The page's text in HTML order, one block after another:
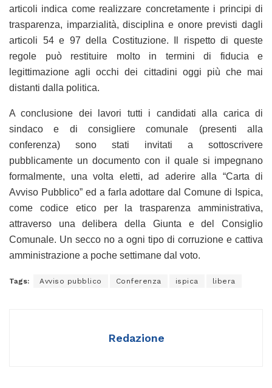
articoli indica come realizzare concretamente i principi di
trasparenza, imparzialità, disciplina e onore previsti dagli
articoli 54 e 97 della Costituzione. Il rispetto di queste
regole può restituire molto in termini di fiducia e
legittimazione agli occhi dei cittadini oggi più che mai
distanti dalla politica.
A conclusione dei lavori tutti i candidati alla carica di
sindaco e di consigliere comunale (presenti alla
conferenza) sono stati invitati a sottoscrivere
pubblicamente un documento con il quale si impegnano
formalmente, una volta eletti, ad aderire alla “Carta di
Avviso Pubblico” ed a farla adottare dal Comune di Ispica,
come codice etico per la trasparenza amministrativa,
attraverso una delibera della Giunta e del Consiglio
Comunale. Un secco no a ogni tipo di corruzione e cattiva
amministrazione a poche settimane dal voto.
Tags: Avviso pubblico Conferenza ispica libera
Redazione